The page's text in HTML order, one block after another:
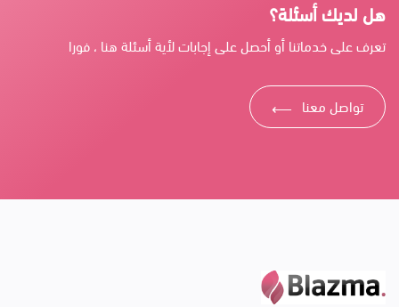
هل لديك أسئلة؟
تعرف على خدماتنا أو أحصل على إجابات لأية أسئلة هنا ، فورا
تواصل معنا ⟶